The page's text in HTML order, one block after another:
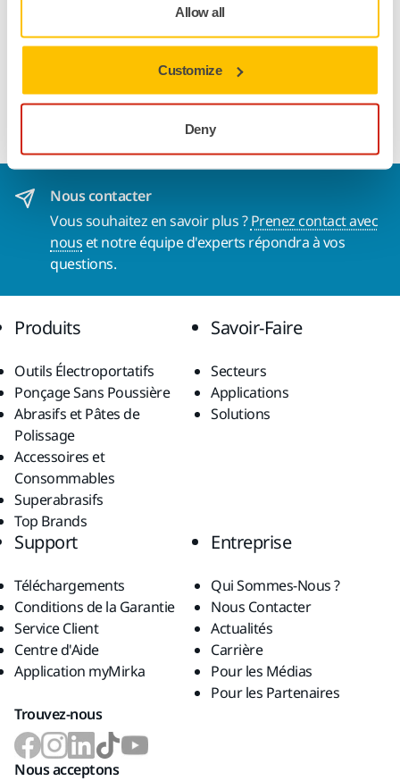
Allow all
Customize
Deny
Détails techniques
Capuchon de jupe pour DEROS RS
Nous contacter
Vous souhaitez en savoir plus ?Prenez contact avec
nous et notre équipe d'experts répondra à vos
questions.
Produits
Outils Électroportatifs
Ponçage Sans Poussière
Abrasifs et Pâtes de
Polissage
Accessoires et
Consommables
Superabrasifs
Top Brands
Savoir-Faire
Secteurs
Applications
Solutions
Support
Téléchargements
Conditions de la Garantie
Service Client
Centre d'Aide
Application myMirka
Entreprise
Qui Sommes-Nous ?
Nous Contacter
Actualités
Carrière
Pour les Médias
Pour les Partenaires
Trouvez-nous
Nous acceptons